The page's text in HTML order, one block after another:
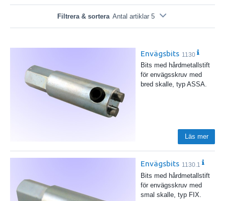
Filtrera & sortera Antal artiklar 5
Envägsbits 1130
Bits med hårdmetallstift
för envägsskruv med
bred skalle, typ ASSA.
Läs mer
Envägsbits 1130.1
Bits med hårdmetallstift
för envägsskruv med
smal skalle, typ FIX.